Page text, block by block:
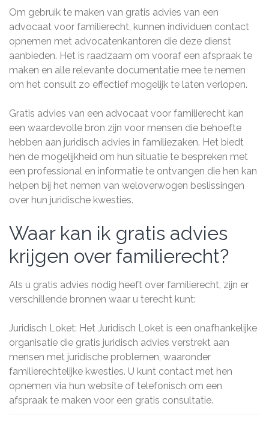
Om gebruik te maken van gratis advies van een
advocaat voor familierecht, kunnen individuen contact
opnemen met advocatenkantoren die deze dienst
aanbieden. Het is raadzaam om vooraf een afspraak te
maken en alle relevante documentatie mee te nemen
om het consult zo effectief mogelijk te laten verlopen.
Gratis advies van een advocaat voor familierecht kan
een waardevolle bron zijn voor mensen die behoefte
hebben aan juridisch advies in familiezaken. Het biedt
hen de mogelijkheid om hun situatie te bespreken met
een professional en informatie te ontvangen die hen kan
helpen bij het nemen van weloverwogen beslissingen
over hun juridische kwesties.
Waar kan ik gratis advies
krijgen over familierecht?
Als u gratis advies nodig heeft over familierecht, zijn er
verschillende bronnen waar u terecht kunt:
Juridisch Loket: Het Juridisch Loket is een onafhankelijke
organisatie die gratis juridisch advies verstrekt aan
mensen met juridische problemen, waaronder
familierechtelijke kwesties. U kunt contact met hen
opnemen via hun website of telefonisch om een
afspraak te maken voor een gratis consultatie.